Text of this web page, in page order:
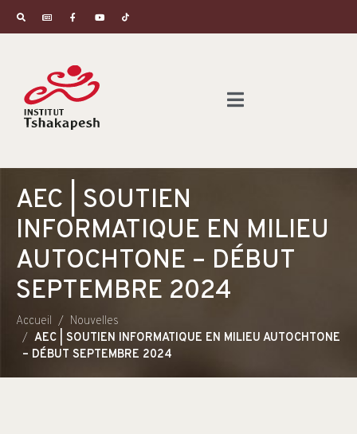
AEC | SOUTIEN
INFORMATIQUE EN MILIEU
AUTOCHTONE – DÉBUT
SEPTEMBRE 2024
Accueil
Nouvelles
AEC | SOUTIEN INFORMATIQUE EN MILIEU AUTOCHTONE
– DÉBUT SEPTEMBRE 2024